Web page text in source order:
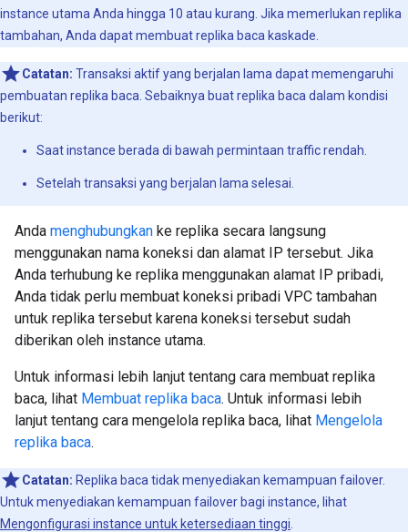
instance utama Anda hingga 10 atau kurang. Jika memerlukan replika
tambahan, Anda dapat membuat replika baca kaskade.
Catatan: Transaksi aktif yang berjalan lama dapat memengaruhi
pembuatan replika baca. Sebaiknya buat replika baca dalam kondisi
berikut:
Saat instance berada di bawah permintaan traffic rendah.
Setelah transaksi yang berjalan lama selesai.
Anda menghubungkan ke replika secara langsung
menggunakan nama koneksi dan alamat IP tersebut. Jika
Anda terhubung ke replika menggunakan alamat IP pribadi,
Anda tidak perlu membuat koneksi pribadi VPC tambahan
untuk replika tersebut karena koneksi tersebut sudah
diberikan oleh instance utama.
Untuk informasi lebih lanjut tentang cara membuat replika
baca, lihat Membuat replika baca. Untuk informasi lebih
lanjut tentang cara mengelola replika baca, lihat Mengelola
replika baca.
Catatan: Replika baca tidak menyediakan kemampuan failover.
Untuk menyediakan kemampuan failover bagi instance, lihat
Mengonfigurasi instance untuk ketersediaan tinggi